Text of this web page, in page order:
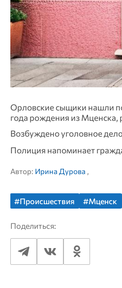
Орловские сыщики нашли
года рождения из Мценска,
Возбуждено уголовное
Полиция напоминает
Автор: Ирина Дурова ,
#Происшествия #Мценск
Поделиться: